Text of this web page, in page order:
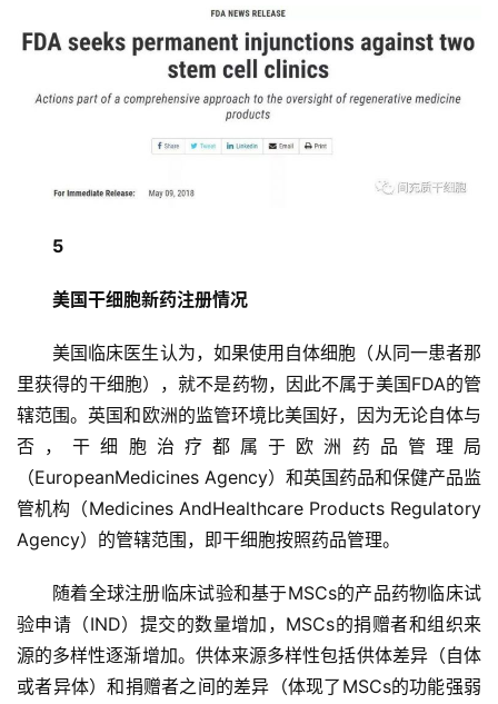
5
美国干细胞新药注册情况
美国临床医生认为，如果使用自体细胞（从同一患者那
里获得的干细胞），就不是药物，因此不属于美国FDA的管
辖范围。英国和欧洲的监管环境比美国好，因为无论自体与
否，干细胞治疗都属于欧洲药品管理局
（EuropeanMedicines Agency）和英国药品和保健产品监
管机构（Medicines AndHealthcare Products Regulatory
Agency）的管辖范围，即干细胞按照药品管理。
随着全球注册临床试验和基于MSCs的产品药物临床试
验申请（IND）提交的数量增加，MSCs的捐赠者和组织来
源的多样性逐渐增加。供体来源多样性包括供体差异（自体
或者异体）和捐赠者之间的差异（体现了MSCs的功能强弱